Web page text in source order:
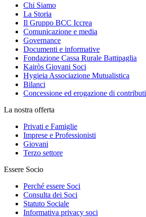
Chi Siamo
La Storia
Il Gruppo BCC Iccrea
Comunicazione e media
Governance
Documenti e informative
Fondazione Cassa Rurale Battipaglia
Kairòs Giovani Soci
Hygieia Associazione Mutualistica
Bilanci
Concessione ed erogazione di contributi
La nostra offerta
Privati e Famiglie
Imprese e Professionisti
Giovani
Terzo settore
Essere Socio
Perché essere Soci
Consulta dei Soci
Statuto Sociale
Informativa privacy soci